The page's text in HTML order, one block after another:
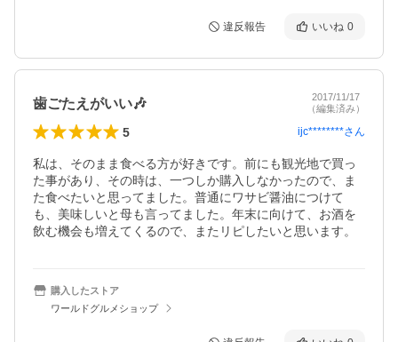
違反報告 いいね 0
歯ごたえがいい🎶
2017/11/17
（編集済み）
5 ijc********さん
私は、そのまま食べる方が好きです。前にも観光地で買っ
た事があり、その時は、一つしか購入しなかったので、ま
た食べたいと思ってました。普通にワサビ醤油につけて
も、美味しいと母も言ってました。年末に向けて、お酒を
飲む機会も増えてくるので、またリピしたいと思います。
購入したストア
ワールドグルメショップ